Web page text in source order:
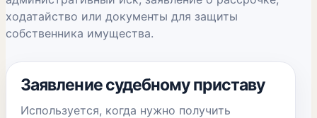
ходатайство или документы для защиты
собственника имущества.
Заявление судебному приставу
Используется, когда нужно получить